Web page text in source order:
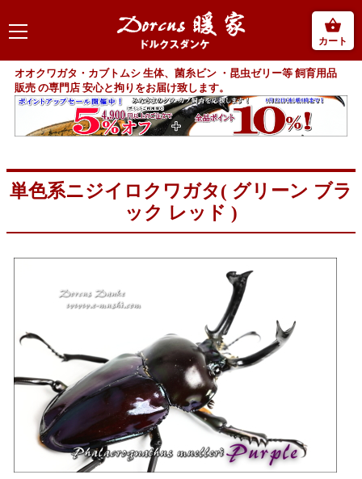
カート
オオクワガタ・カブトムシ 生体、菌糸ビン ・昆虫ゼリー等 飼育用品
販売 の専門店 安心と拘りをお届け致します。
単色系ニジイロクワガタ( グリーン ブラ
ック レッド )